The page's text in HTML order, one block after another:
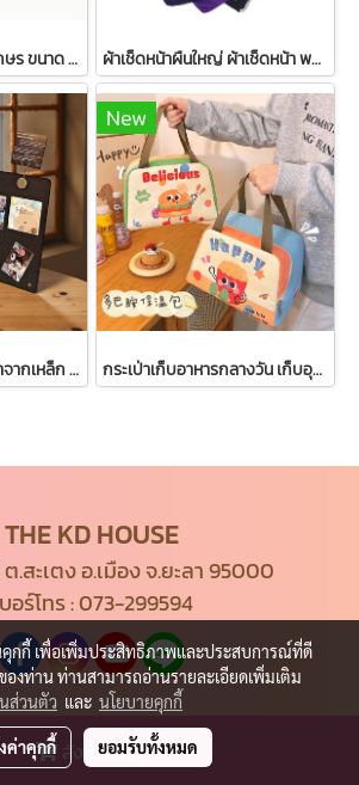
สั่งซื้อสินค้า
ถุงผ้าดิบ หูรูด พิมพ์อักษร ขนาด 15*10ซม. ผ้าเช็ดหน้าผืนใหญ่ ผ้าเช็ดหน้า พร้อมส่ง ขนาด 55*55 เซนติเมตร
กระดานบอร์ดตั้งได้ ทำจากเหล็ก ขาวดำ ส่งจากไทย
New
กระเป่าเก็บอาหารกลางวัน เก็บอุณหภูมิ กระเป๋าน่ารัก
THE KD HOUSE
.สะเตง อ.เมือง จ.ยะลา 95000
อร์โทร :073-299594
2021 All Rights Reserved.
คุกกี้ เพื่อเพิ่มประสิทธิภาพและประสบการณ์ที่ดี
องท่าน ท่านสามารถอ่านรายละเอียดเพิ่มเติม
ส่วนตัว และ นโยบายคุกกี้
ค่าคุกกี้ ยอมรับทั้งหมด